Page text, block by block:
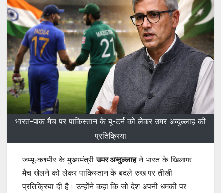
भारत-पाक मैच पर पाकिस्तान के यू-टर्न को लेकर उमर अब्दुल्लाह की
प्रतिक्रिया
जम्मू-कश्मीर के मुख्यमंत्रीउमर अब्दुल्लाहने भारत के खिलाफ
मैच खेलने को लेकर पाकिस्तान के बदले रुख पर तीखी
प्रतिक्रिया दी है। उन्होंने कहा कि जो देश अपनी धमकी पर